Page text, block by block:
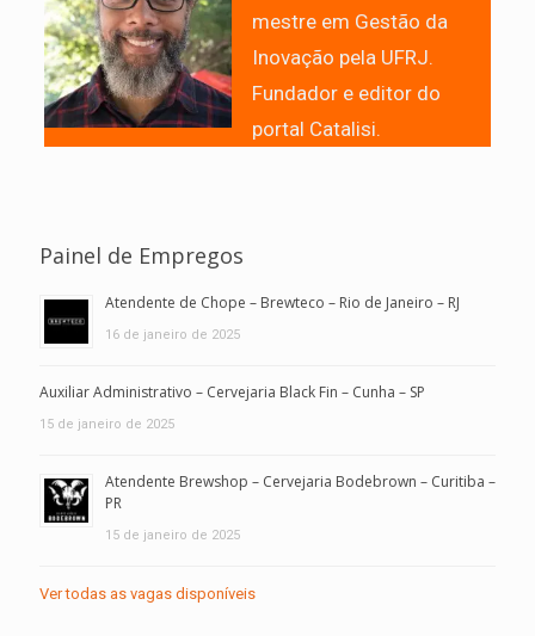
mestre em Gestão da
Inovação pela UFRJ.
Fundador e editor do
portal Catalisi.
Painel de Empregos
Atendente de Chope – Brewteco – Rio de Janeiro – RJ
16 de janeiro de 2025
Auxiliar Administrativo – Cervejaria Black Fin – Cunha – SP
15 de janeiro de 2025
Atendente Brewshop – Cervejaria Bodebrown – Curitiba –
PR
15 de janeiro de 2025
Ver todas as vagas disponíveis